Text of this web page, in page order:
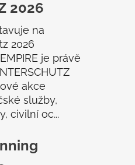
2026
na
2026
je právě
akce
služby,
civilní oc...